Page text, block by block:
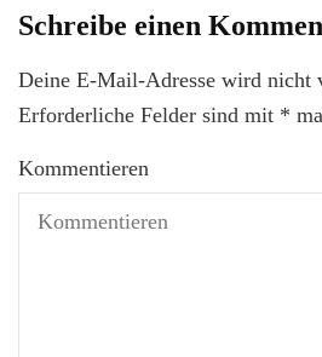
Schreibe einen
Deine E-Mail-Adresse wird nicht
Erforderliche Felder sind mit *
Kommentieren